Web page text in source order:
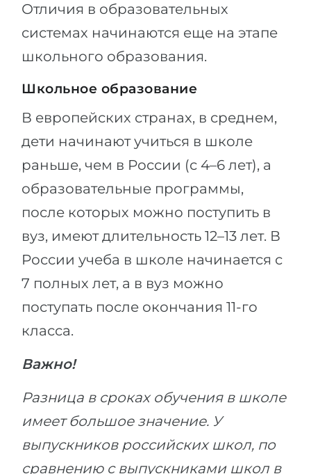
Отличия в образовательных
системах начинаются еще на этапе
школьного образования.
Школьное образование
В европейских странах, в среднем,
дети начинают учиться в школе
раньше, чем в России (с 4–6 лет), а
образовательные программы,
после которых можно поступить в
вуз, имеют длительность 12–13 лет. В
России учеба в школе начинается с
7 полных лет, а в вуз можно
поступать после окончания 11-го
класса.
Важно!
Разница в сроках обучения в школе
имеет большое значение. У
выпускников российских школ, по
сравнению с выпускниками школ в